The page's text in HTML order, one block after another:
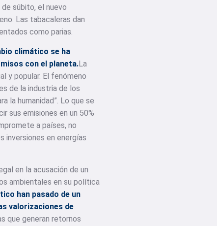
súbito, el nuevo
Las tabacaleras dan
como parias.
climático se ha
con el planeta.La
y popular. El fenómeno
de la industria de los
la humanidad”. Lo que se
sus emisiones en un 50%
a países, no
inversiones en energías
en la acusación de un
ambientales en su política
han pasado de un
valorizaciones de
que generan retornos